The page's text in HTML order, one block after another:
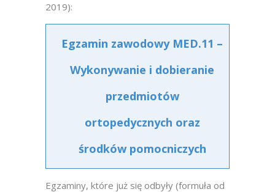
2019):
Egzamin zawodowy MED.11 –
Wykonywanie i dobieranie
przedmiotów
ortopedycznych oraz
środków pomocniczych
Egzaminy, które już się odbyły (formuła od